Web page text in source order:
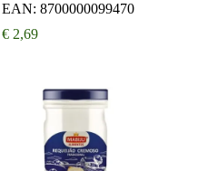
EAN:8700000099470
€ 2,69